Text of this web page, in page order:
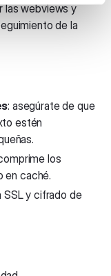
las webviews y
de la
: asegúrate de que
estén
los
en caché.
SSL y cifrado de